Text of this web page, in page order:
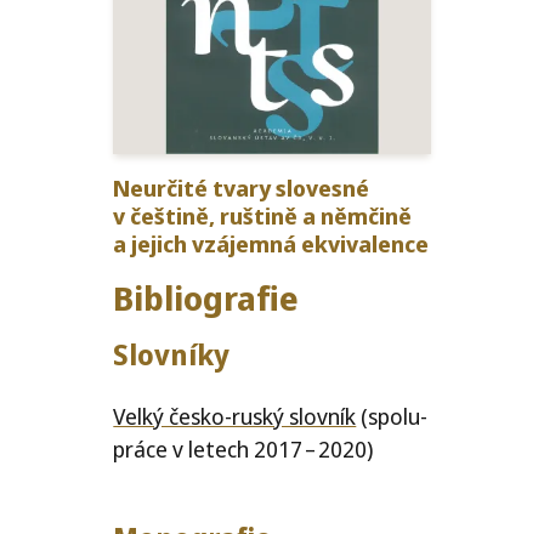
Neurčité tvary sloves­né
v češt­ině, rušt­ině a němčině
a jejich vzá­jem­ná ekvivalence
Bibliografie
Slovníky
Velký čes­ko-rus­ký slov­ník (spo­lu­
prá­ce v letech 2017 – 2020)